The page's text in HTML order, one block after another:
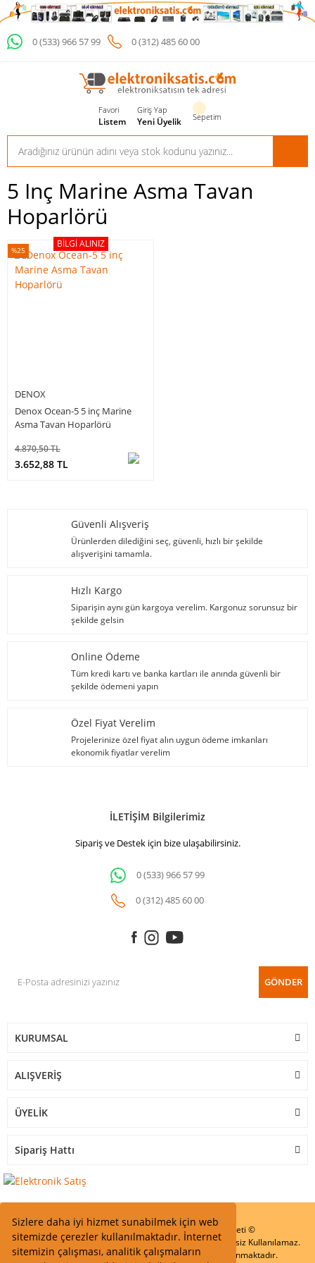
Sizlere daha iyi hizmet sunabilmek için web
sitemizde çerezler kullanılmaktadır. İnternet
sitemizin çalışması, analitik çalışmaların
0 (533) 966 57 99 0 (312) 485 60 00
Favori
Listem
Giriş Yap
Yeni Üyelik Sepetim
5 Inç Marine Asma Tavan
Hoparlörü
BILGI ALINIZ
DENOX
Denox Ocean-5 5 inç Marine
Asma Tavan Hoparlörü
%25
4.870,50 TL
3.652,88 TL
Güvenli Alışveriş
Ürünlerden dilediğini seç, güvenli, hızlı bir şekilde
alışverişini tamamla.
Hızlı Kargo
Siparişin aynı gün kargoya verelim. Kargonuz sorunsuz bir
şekilde gelsin
Online Ödeme
Tüm kredi kartı ve banka kartları ile anında güvenli bir
şekilde ödemeni yapın
Özel Fiyat Verelim
Projelerinize özel fiyat alın uygun ödeme imkanları
ekonomik fiyatlar verelim
İLETİŞİM Bilgilerimiz
Sipariş ve Destek için bize ulaşabilirsiniz.
0 (533) 966 57 99
0 (312) 485 60 00
GÖNDER
KURUMSAL
ALIŞVERİŞ
ÜYELİK
Sipariş Hattı
Start Elektronik Sanayi ve Ticaret Limited Şirketi ©
Resimler Yazılar ve İçeriklerin Tüm hakları saklıdır ve İzinsiz Kullanılamaz.
Kredi kartı bilgileriniz 256bit SSL Sertifikası ile Korunmaktadır.